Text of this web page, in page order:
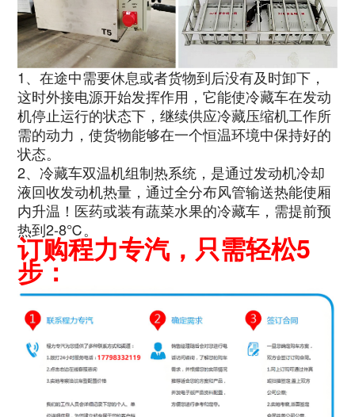
1、在途中需要休息或者货物到后没有及时卸下，
这时外接电源开始发挥作用，它能使冷藏车在发动
机停止运行的状态下，继续供应冷藏压缩机工作所
需的动力，使货物能够在一个恒温环境中保持好的
状态。
2、冷藏车双温机组制热系统，是通过发动机冷却
液回收发动机热量，通过全分布风管输送热能使厢
内升温！医药或装有蔬菜水果的冷藏车，需提前预
热到2-8℃。
订购程力专汽，只需轻松5
步：